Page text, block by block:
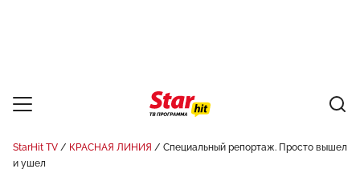
StarHit TV КРАСНАЯ ЛИНИЯ
Специальный репортаж. Просто вышел
и ушел